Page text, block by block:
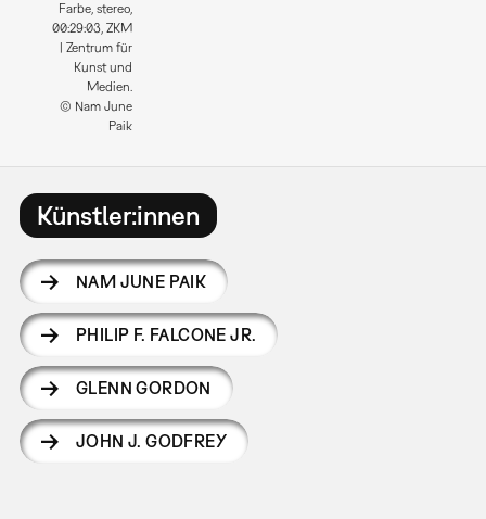
Farbe, stereo,
00:29:03, ZKM
| Zentrum für
Kunst und
Medien.
© Nam June
Paik
Künstler:innen
NAM JUNE PAIK
PHILIP F. FALCONE JR.
GLENN GORDON
JOHN J. GODFREY